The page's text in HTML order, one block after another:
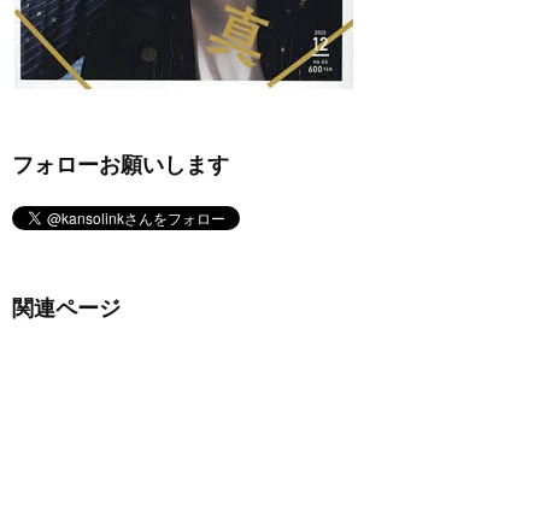
フォローお願いします
関連ページ